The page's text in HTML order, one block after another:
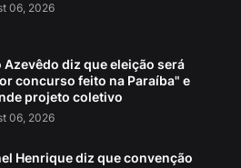
06, 2026
Azevêdo diz que eleição será
concurso feito na Paraíba" e
projeto coletivo
06, 2026
Henrique diz que convenção